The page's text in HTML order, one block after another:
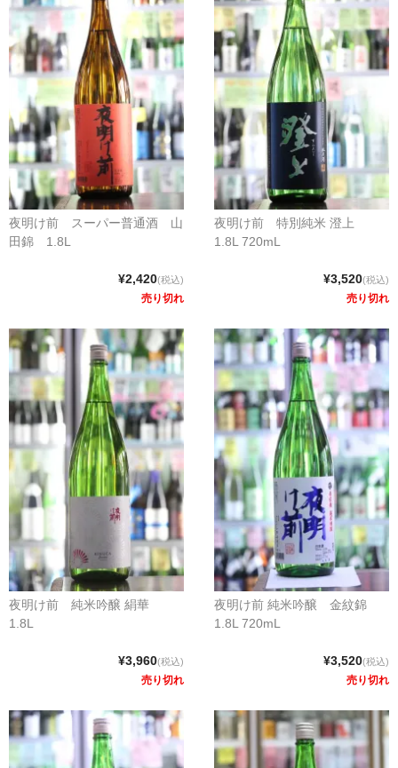
夜明け前 スーパー普通酒 山
田錦 1.8L
¥2,420(税込)
売り切れ
夜明け前 特別純米 澄上
1.8L 720mL
¥3,520(税込)
売り切れ
夜明け前 純米吟醸 絹華
1.8L
¥3,960(税込)
売り切れ
夜明け前 純米吟醸 金紋錦
1.8L 720mL
¥3,520(税込)
売り切れ